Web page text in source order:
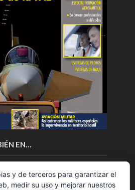
EN…
y de terceros para garantizar el
medir su uso y mejorar nuestros